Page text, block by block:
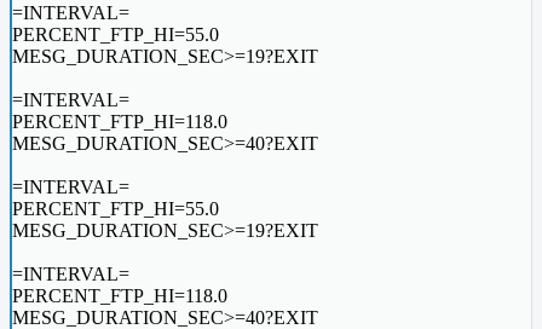
=INTERVAL=
PERCENT_FTP_HI=55.0
MESG_DURATION_SEC>=19?EXIT
=INTERVAL=
PERCENT_FTP_HI=118.0
MESG_DURATION_SEC>=40?EXIT
=INTERVAL=
PERCENT_FTP_HI=55.0
MESG_DURATION_SEC>=19?EXIT
=INTERVAL=
PERCENT_FTP_HI=118.0
MESG_DURATION_SEC>=40?EXIT